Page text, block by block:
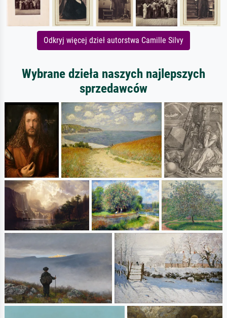
Odkryj więcej dzieł autorstwa Camille Silvy
Wybrane dzieła naszych najlepszych
sprzedawców